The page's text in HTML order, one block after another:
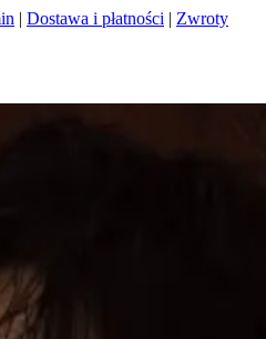
| Dostawa i płatności | Zwroty